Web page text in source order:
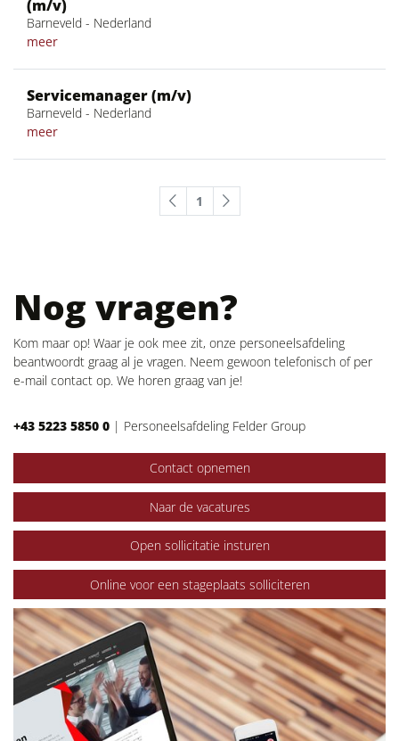
(m/v)
Barneveld - Nederland
meer
Servicemanager (m/v)
Barneveld - Nederland
meer
1
Nog vragen?
Kom maar op! Waar je ook mee zit, onze personeelsafdeling
beantwoordt graag al je vragen. Neem gewoon telefonisch of per
e-mail contact op. We horen graag van je!
+43 5223 5850 0 | Personeelsafdeling Felder Group
Contact opnemen
Naar de vacatures
Open sollicitatie insturen
Online voor een stageplaats solliciteren